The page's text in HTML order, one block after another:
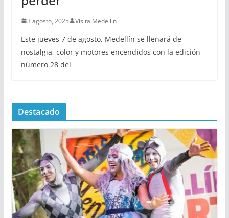
3 agosto, 2025 Visita Medellin
Este jueves 7 de agosto, Medellín se llenará de
nostalgia, color y motores encendidos con la edición
número 28 del
Destacado